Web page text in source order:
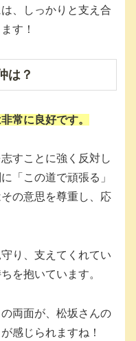
、しっかりと支え合
す！
は？
常に良好です。
すことに強く反対し
「この道で頑張る」
の意思を尊重し、応
り、支えてくれてい
を抱いています。
両面が、松坂さんの
感じられますね！